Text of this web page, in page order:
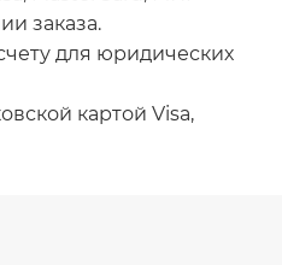
заказа.
для юридических
картой Visa,